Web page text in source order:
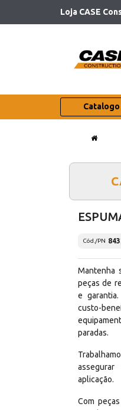
Loja CASE
Cód./PN
Mantenha
peças de
e
custo-
paradas.
aplicação.
Com